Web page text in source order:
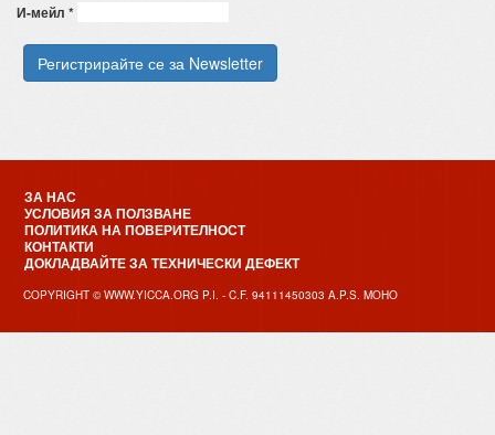
И-мейл *
ЗА НАС
УСЛОВИЯ ЗА ПОЛЗВАНЕ
ПОЛИТИКА НА ПОВЕРИТЕЛНОСТ
КОНТАКТИ
ДОКЛАДВАЙТЕ ЗА ТЕХНИЧЕСКИ ДЕФЕКТ
COPYRIGHT © WWW.YICCA.ORG P.I. - C.F. 94111450303 A.P.S. MOHO